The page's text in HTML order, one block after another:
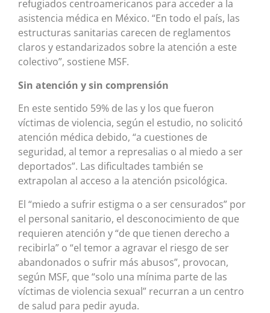
refugiados centroamericanos para acceder a la
asistencia médica en México. “En todo el país, las
estructuras sanitarias carecen de reglamentos
claros y estandarizados sobre la atención a este
colectivo”, sostiene MSF.
Sin atención y sin comprensión
En este sentido 59% de las y los que fueron
víctimas de violencia, según el estudio, no solicitó
atención médica debido, “a cuestiones de
seguridad, al temor a represalias o al miedo a ser
deportados”. Las dificultades también se
extrapolan al acceso a la atención psicológica.
El “miedo a sufrir estigma o a ser censurados” por
el personal sanitario, el desconocimiento de que
requieren atención y “de que tienen derecho a
recibirla” o “el temor a agravar el riesgo de ser
abandonados o sufrir más abusos”, provocan,
según MSF, que “solo una mínima parte de las
víctimas de violencia sexual” recurran a un centro
de salud para pedir ayuda.